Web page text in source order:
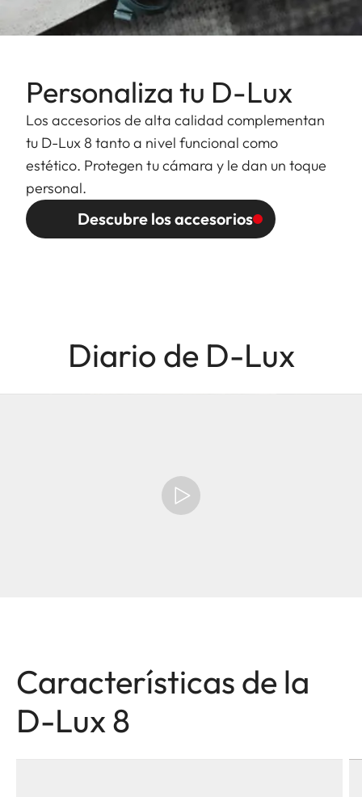
Personaliza tu D-Lux
Los accesorios de alta calidad complementan
tu D-Lux 8 tanto a nivel funcional como
estético. Protegen tu cámara y le dan un toque
personal.
Descubre los accesorios
Diario de D-Lux
Características de la
D-Lux 8